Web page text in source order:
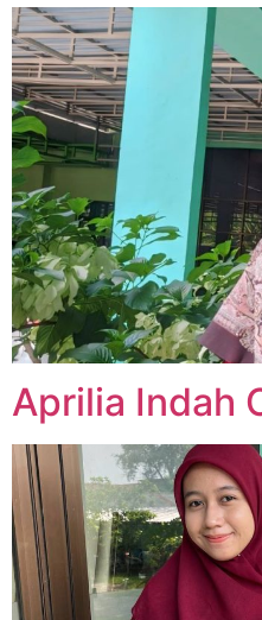
Aprilia Indah